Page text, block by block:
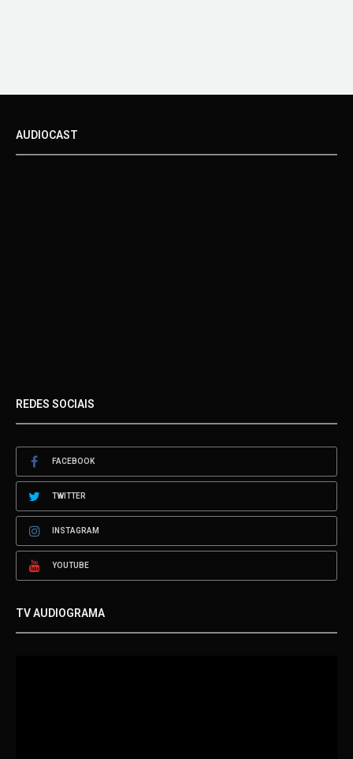
AUDIOCAST
REDES SOCIAIS
FACEBOOK
TWITTER
INSTAGRAM
YOUTUBE
TV AUDIOGRAMA